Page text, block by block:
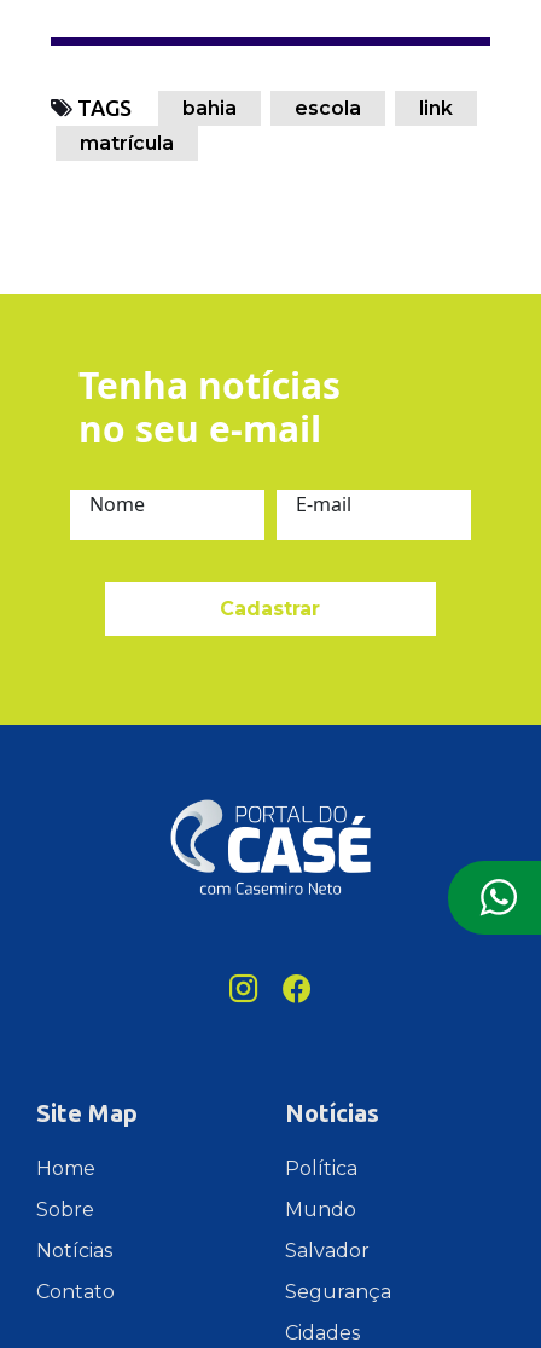
TAGS bahia escola
link
matrícula
Tenha notícias
no seu e-mail
Nome E-mail
Cadastrar
Site Map
Home
Sobre
Notícias
Contato
Notícias
Política
Mundo
Salvador
Segurança
Cidades